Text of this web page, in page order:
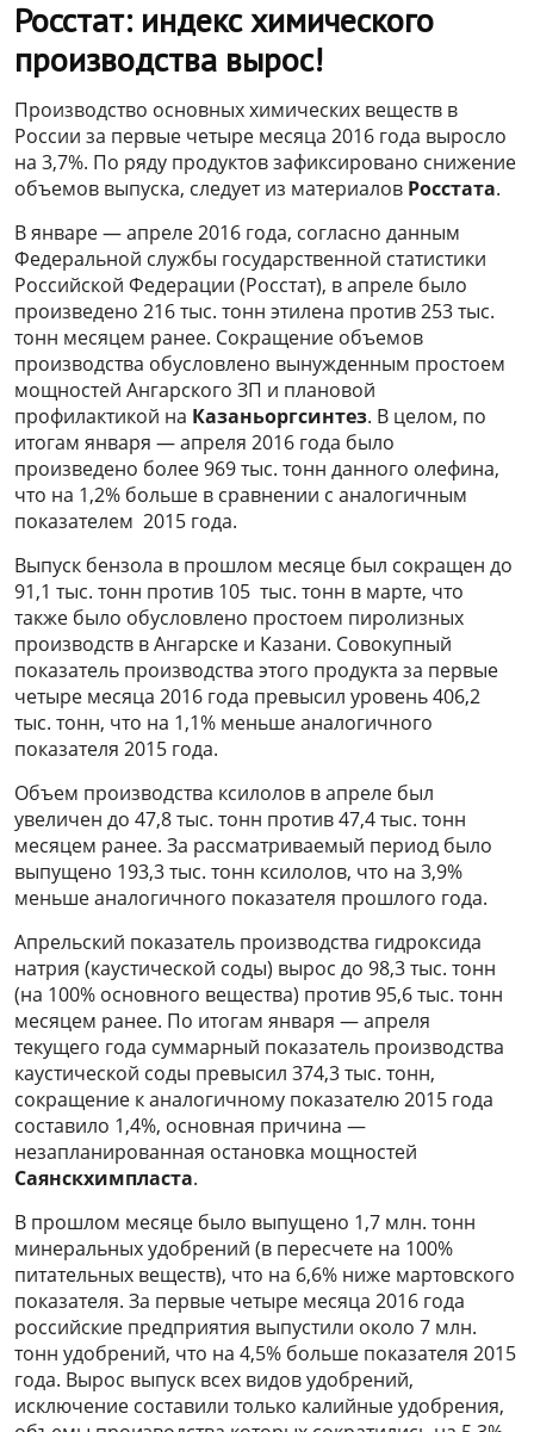
Росстат: индекс химического
производства вырос!
Производство основных химических веществ в
России за первые четыре месяца 2016 года выросло
на 3,7%. По ряду продуктов зафиксировано снижение
объемов выпуска, следует из материалов Росстата.
В январе — апреле 2016 года, согласно данным
Федеральной службы государственной статистики
Российской Федерации (Росстат), в апреле было
произведено 216 тыс. тонн этилена против 253 тыс.
тонн месяцем ранее. Сокращение объемов
производства обусловлено вынужденным простоем
мощностей Ангарского ЗП и плановой
профилактикой на Казаньоргсинтез. В целом, по
итогам января — апреля 2016 года было
произведено более 969 тыс. тонн данного олефина,
что на 1,2% больше в сравнении с аналогичным
показателем 2015 года.
Выпуск бензола в прошлом месяце был сокращен до
91,1 тыс. тонн против 105 тыс. тонн в марте, что
также было обусловлено простоем пиролизных
производств в Ангарске и Казани. Совокупный
показатель производства этого продукта за первые
четыре месяца 2016 года превысил уровень 406,2
тыс. тонн, что на 1,1% меньше аналогичного
показателя 2015 года.
Объем производства ксилолов в апреле был
увеличен до 47,8 тыс. тонн против 47,4 тыс. тонн
месяцем ранее. За рассматриваемый период было
выпущено 193,3 тыс. тонн ксилолов, что на 3,9%
меньше аналогичного показателя прошлого года.
Апрельский показатель производства гидроксида
натрия (каустической соды) вырос до 98,3 тыс. тонн
(на 100% основного вещества) против 95,6 тыс. тонн
месяцем ранее. По итогам января — апреля
текущего года суммарный показатель производства
каустической соды превысил 374,3 тыс. тонн,
сокращение к аналогичному показателю 2015 года
составило 1,4%, основная причина —
незапланированная остановка мощностей
Саянскхимпласта.
В прошлом месяце было выпущено 1,7 млн. тонн
минеральных удобрений (в пересчете на 100%
питательных веществ), что на 6,6% ниже мартовского
показателя. За первые четыре месяца 2016 года
российские предприятия выпустили около 7 млн.
тонн удобрений, что на 4,5% больше показателя 2015
года. Вырос выпуск всех видов удобрений,
исключение составили только калийные удобрения,